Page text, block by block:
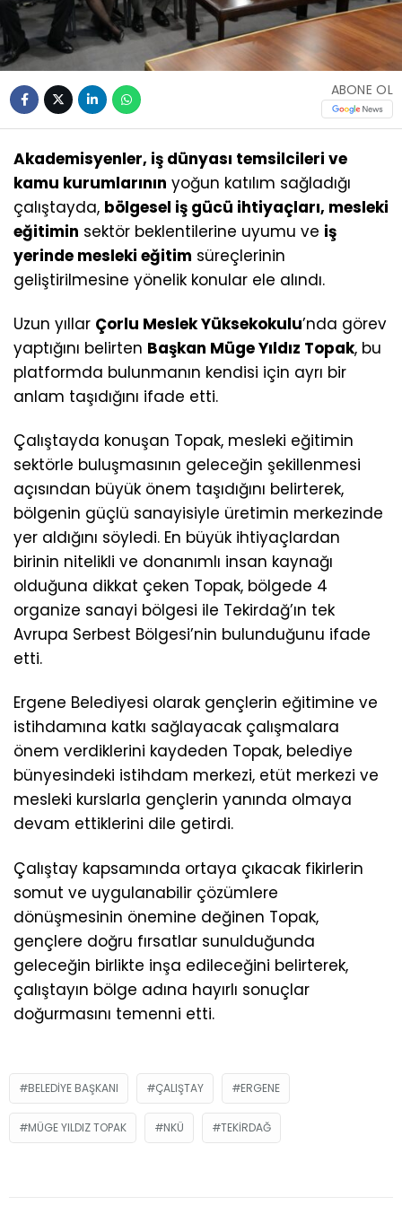
ABONE OL
Akademisyenler, iş dünyası temsilcileri ve
kamu kurumlarının yoğun katılım sağladığı
çalıştayda, bölgesel iş gücü ihtiyaçları, mesleki
eğitimin sektör beklentilerine uyumu ve iş
yerinde mesleki eğitim süreçlerinin
geliştirilmesine yönelik konular ele alındı.
Uzun yıllar Çorlu Meslek Yüksekokulu’nda görev
yaptığını belirten Başkan Müge Yıldız Topak, bu
platformda bulunmanın kendisi için ayrı bir
anlam taşıdığını ifade etti.
Çalıştayda konuşan Topak, mesleki eğitimin
sektörle buluşmasının geleceğin şekillenmesi
açısından büyük önem taşıdığını belirterek,
bölgenin güçlü sanayisiyle üretimin merkezinde
yer aldığını söyledi. En büyük ihtiyaçlardan
birinin nitelikli ve donanımlı insan kaynağı
olduğuna dikkat çeken Topak, bölgede 4
organize sanayi bölgesi ile Tekirdağ’ın tek
Avrupa Serbest Bölgesi’nin bulunduğunu ifade
etti.
Ergene Belediyesi olarak gençlerin eğitimine ve
istihdamına katkı sağlayacak çalışmalara
önem verdiklerini kaydeden Topak, belediye
bünyesindeki istihdam merkezi, etüt merkezi ve
mesleki kurslarla gençlerin yanında olmaya
devam ettiklerini dile getirdi.
Çalıştay kapsamında ortaya çıkacak fikirlerin
somut ve uygulanabilir çözümlere
dönüşmesinin önemine değinen Topak,
gençlere doğru fırsatlar sunulduğunda
geleceğin birlikte inşa edileceğini belirterek,
çalıştayın bölge adına hayırlı sonuçlar
doğurmasını temenni etti.
BELEDIYE BAŞKANI ÇALIŞTAY ERGENE
MÜGE YILDIZ TOPAK NKÜ TEKIRDAĞ